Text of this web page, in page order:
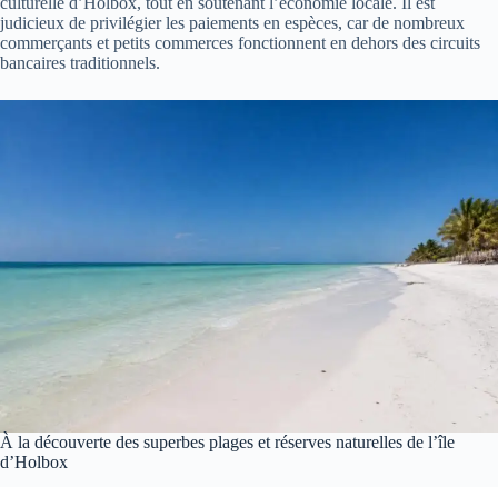
judicieux de privilégier les paiements en espèces, car de nombreux
commerçants et petits commerces fonctionnent en dehors des circuits
bancaires traditionnels.
À la découverte des superbes plages et réserves naturelles de l’île
d’Holbox